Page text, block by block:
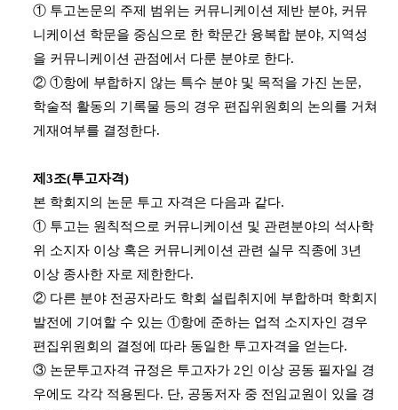
① 투고논문의 주제 범위는 커뮤니케이션 제반 분야, 커뮤
니케이션 학문을 중심으로 한 학문간 융복합 분야, 지역성
을 커뮤니케이션 관점에서 다룬 분야로 한다.
② ①항에 부합하지 않는 특수 분야 및 목적을 가진 논문,
학술적 활동의 기록물 등의 경우 편집위원회의 논의를 거쳐
게재여부를 결정한다.
제3조(투고자격)
본 학회지의 논문 투고 자격은 다음과 같다.
① 투고는 원칙적으로 커뮤니케이션 및 관련분야의 석사학
위 소지자 이상 혹은 커뮤니케이션 관련 실무 직종에 3년
이상 종사한 자로 제한한다.
② 다른 분야 전공자라도 학회 설립취지에 부합하며 학회지
발전에 기여할 수 있는 ①항에 준하는 업적 소지자인 경우
편집위원회의 결정에 따라 동일한 투고자격을 얻는다.
③ 논문투고자격 규정은 투고자가 2인 이상 공동 필자일 경
우에도 각각 적용된다. 단, 공동저자 중 전임교원이 있을 경